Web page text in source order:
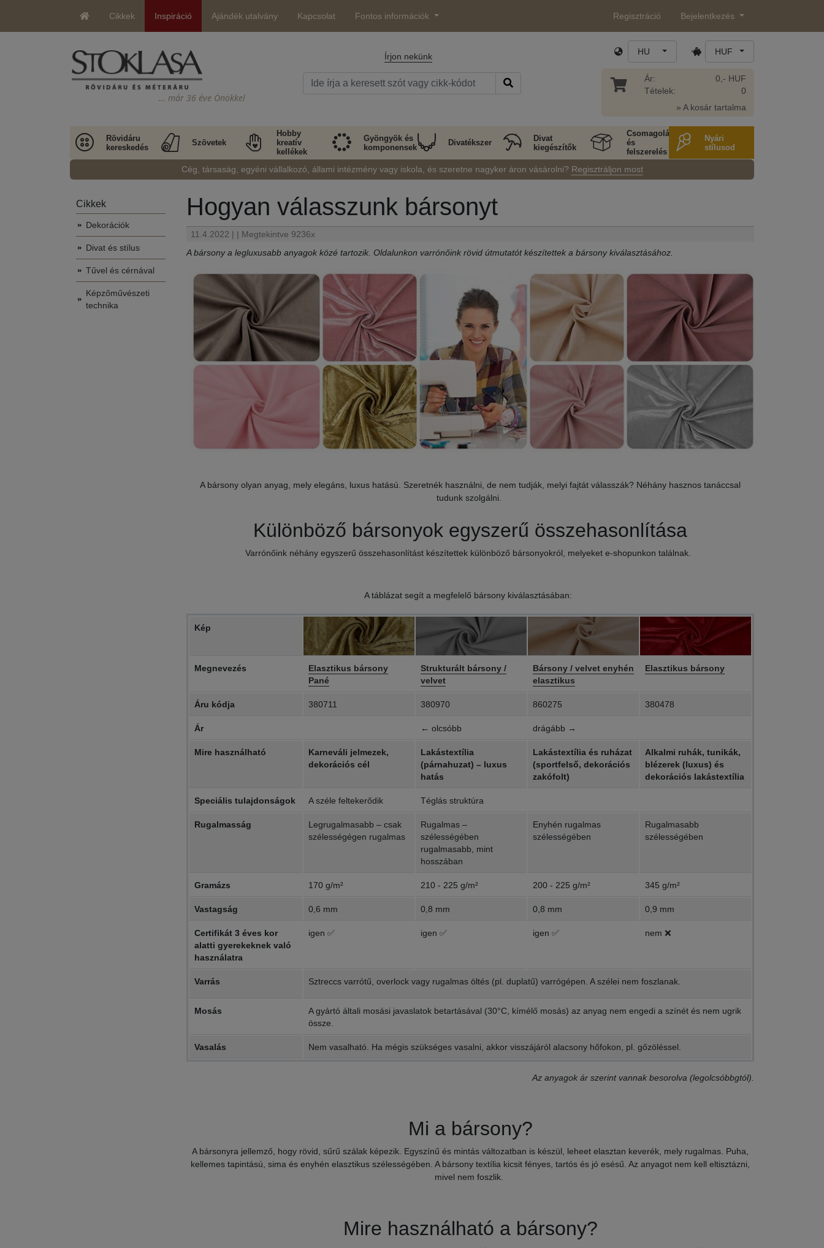
Cikkek Inspiráció Ajándék utalvány Kapcsolat Fontos információk Regisztráció Bejelentkezés
… már 36 éve Önökkel
Írjon nekünk HU HUF
Ár:
Tételek:
0,- HUF
0
» A kosár tartalma
Rövidáru
kereskedés
Szövetek
Hobby
kreatív
kellékek
Gyöngyök és
komponensek
Divatékszer
Divat
kiegészítők
Csomagolás
és
felszerelés
Nyári
stílusod
Cég, társaság, egyéni vállalkozó, állami intézmény vagy iskola, és szeretne nagyker áron vásárolni? Regisztráljon most
Cikkek
Dekorációk
Divat és stílus
Tűvel és cérnával
Képzőművészeti
technika
Hogyan válasszunk bársonyt
11.4.2022 | | Megtekintve 9236x
A bársony a legluxusabb anyagok közé tartozik. Oldalunkon varrónőink rövid útmutatót készítettek a bársony kiválasztásához.
A bársony olyan anyag, mely elegáns, luxus hatású. Szeretnék használni, de nem tudják, melyi fajtát válasszák? Néhány hasznos tanáccsal
tudunk szolgálni.
Különböző bársonyok egyszerű összehasonlítása
Varrónőink néhány egyszerű összehasonlítást készítettek különböző bársonyokról, melyeket e-shopunkon találnak.
A táblázat segít a megfelelő bársony kiválasztásában:
Kép
Megnevezés
Elasztikus bársony
Pané
Strukturált bársony /
velvet
Bársony / velvet enyhén
elasztikus
Elasztikus bársony
Áru kódja 380711 380970 860275 380478
Ár ← olcsóbb drágább →
Mire használható
Karneváli jelmezek,
dekorációs cél
Lakástextília
(párnahuzat) – luxus
hatás
Lakástextília és ruházat
(sportfelső, dekorációs
zakófolt)
Alkalmi ruhák, tunikák,
blézerek (luxus) és
dekorációs lakástextília
Speciális tulajdonságok A széle feltekerődik Téglás struktúra
Rugalmasság
Legrugalmasabb – csak
szélességégen rugalmas
Rugalmas –
szélességében
rugalmasabb, mint
hosszában
Enyhén rugalmas
szélességében
Rugalmasabb
szélességében
Gramázs 170 g/m² 210 - 225 g/m² 200 - 225 g/m² 345 g/m²
Vastagság 0,6 mm 0,8 mm 0,8 mm 0,9 mm
Certifikát 3 éves kor
alatti gyerekeknek való
használatra
igen ✅ igen ✅ igen ✅ nem ❌
Varrás Sztreccs varrótű, overlock vagy rugalmas öltés (pl. duplatű) varrógépen. A szélei nem foszlanak.
Mosás
A gyártó általi mosási javaslatok betartásával (30°C, kímélő mosás) az anyag nem engedi a színét és nem ugrik
össze.
Vasalás Nem vasalható. Ha mégis szükséges vasalni, akkor visszájáról alacsony hőfokon, pl. gőzöléssel.
Az anyagok ár szerint vannak besorolva (legolcsóbbgtól).
Mi a bársony?
A bársonyra jellemző, hogy rövid, sűrű szálak képezik. Egyszínű és mintás változatban is készül, leheet elasztan keverék, mely rugalmas. Puha,
kellemes tapintású, sima és enyhén elasztikus szélességében. A bársony textília kicsit fényes, tartós és jó esésű. Az anyagot nem kell eltisztázni,
mivel nem foszlik.
Mire használható a bársony?